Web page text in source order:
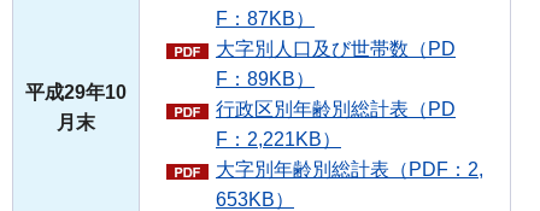
平成29年10
月末
F：87KB）
大字別人口及び世帯数（PD
F：89KB）
行政区別年齢別総計表（PD
F：2,221KB）
大字別年齢別総計表（PDF：2,
653KB）